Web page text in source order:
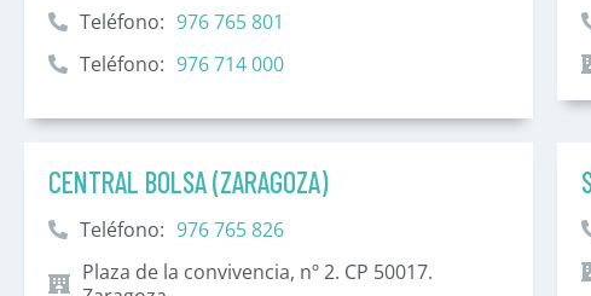
Teléfono: 976 765 801
Teléfono: 976 714 000
CENTRAL BOLSA (ZARAGOZA)
Teléfono: 976 765 826
Plaza de la convivencia, nº 2. CP 50017.